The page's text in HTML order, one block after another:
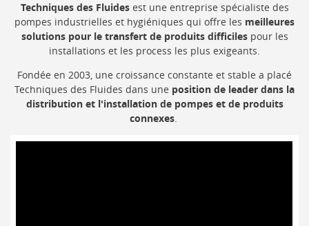
Techniques des Fluidesest une entreprise spécialiste des
pompes industrielles et hygiéniques qui offre les meilleures
solutions pour le transfert de produits difficilespour les
installations et les process les plus exigeants.
Fondée en 2003, une croissance constante et stable a placé
Techniques des Fluides dans une position de leader dans la
distribution et l'installation de pompes et de produits
connexes.